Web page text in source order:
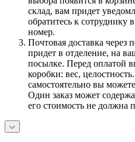
склад, вам придет
обратитесь к сотруднику
номер.
Почтовая доставка через
придет в отделение, на
посылке. Перед оплатой
коробки: вес,
самостоятельно вы
Один заказ может
его стоимость не должна